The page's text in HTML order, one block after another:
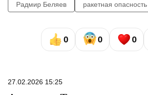
Радмир Беляев
ракетная опасность
0 0 0
27.02.2026 15:25